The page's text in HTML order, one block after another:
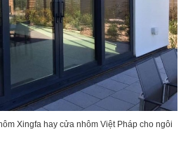
Xingfa hay cửa nhôm Việt Pháp cho ngôi